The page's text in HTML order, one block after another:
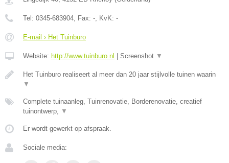
Tel: 0345-683904, Fax: -, KvK: -
E-mail › Het Tuinburo
Website: http://www.tuinburo.nl Screenshot ▼
Het Tuinburo realiseert al meer dan 20 jaar stijlvolle tuinen waarin
▼
Complete tuinaanleg, Tuinrenovatie, Borderenovatie, creatief
tuinontwerp, ▼
Er wordt gewerkt op afspraak.
Sociale media: